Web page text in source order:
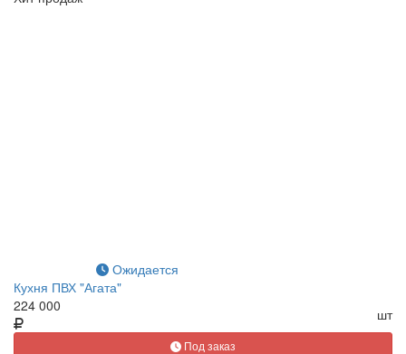
Ожидается
Кухня ПВХ "Агата"
224 000
шт
Под заказ